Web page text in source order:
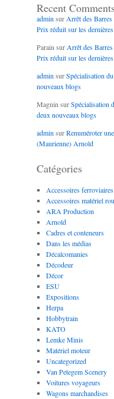
Recent
adminsurArrêt des Barres
Prix réduit sur les
ParainsurArrêt des Barres
Prix réduit sur les
adminsurSpécialisation
nouveaux blogs
MagninsurSpécialisation
deux nouveaux blogs
adminsurRenuméroter
(Maurienne) Arnold
Catégories
Accessoires ferroviaires
Accessoires matériel
ARA Production
Arnold
Cadres et conteneurs
Dans les médias
Décalcomanies
Décodeur
Décor
ESU
Expositions
Herpa
Hobbytrain
KATO
Lemke Minis
Matériel moteur
Uncategorized
Van Petegem Scenery
Voitures voyageurs
Wagons marchandises